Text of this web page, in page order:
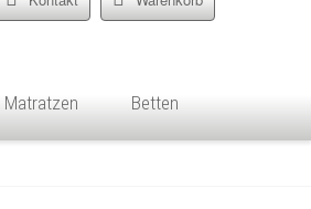
Matratzen Betten